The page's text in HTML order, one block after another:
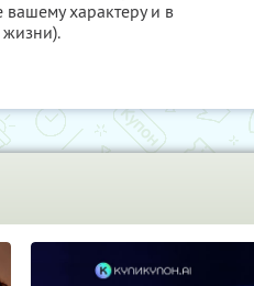
характеру и в
жизни).